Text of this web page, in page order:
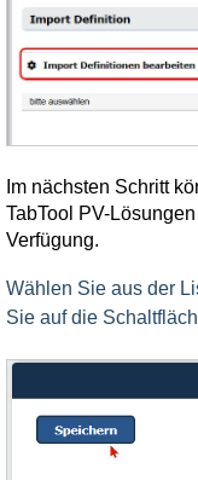
Im nächsten Schritt
TabTool PV-
Verfügung.
Wählen Sie aus der
Sie auf die